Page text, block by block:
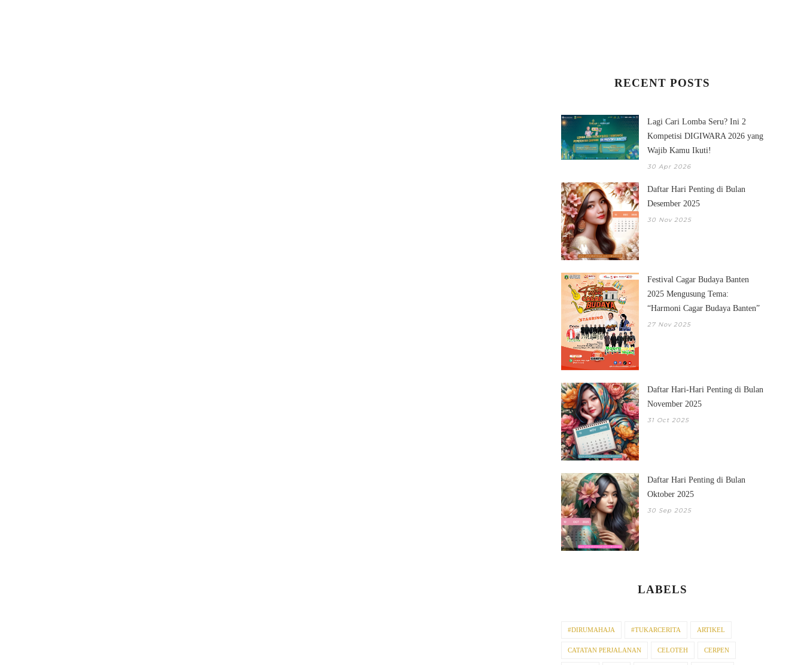
RECENT POSTS
Lagi Cari Lomba Seru? Ini 2
Kompetisi DIGIWARA 2026 yang
Wajib Kamu Ikuti!
30 Apr 2026
Daftar Hari Penting di Bulan
Desember 2025
30 Nov 2025
Festival Cagar Budaya Banten
2025 Mengusung Tema:
“Harmoni Cagar Budaya Banten”
27 Nov 2025
Daftar Hari-Hari Penting di Bulan
November 2025
31 Oct 2025
Daftar Hari Penting di Bulan
Oktober 2025
30 Sep 2025
LABELS
#DIRUMAHAJA #TUKARCERITA ARTIKEL
CATATAN PERJALANAN CELOTEH CERPEN